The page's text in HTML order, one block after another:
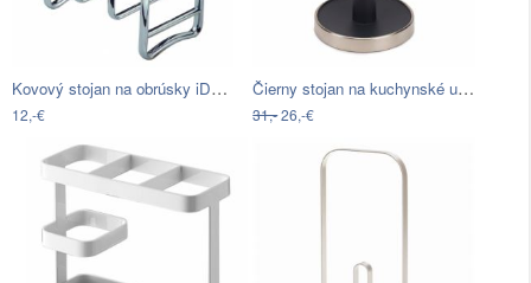
Kovový stojan na obrúsky iDesign Axis,…
12,-€
Čierny stojan na kuchynské utierky…
31,-26,-€